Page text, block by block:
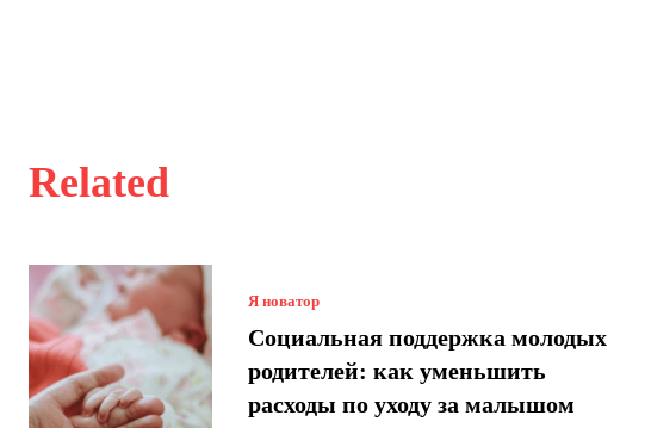
Related
Я новатор
Социальная поддержка молодых
родителей: как уменьшить
расходы по уходу за малышом